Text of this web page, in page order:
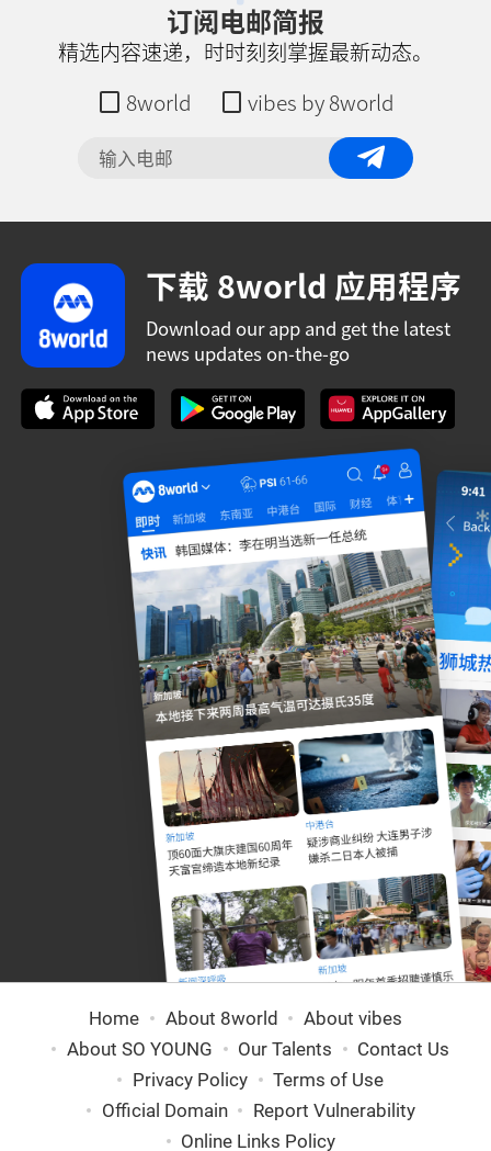
订阅电邮简报
精选内容速递，时时刻刻掌握最新动态。
8world
vibes by 8world
下载 8world 应用程序
Download our app and get the latest
news updates on-the-go
Home About 8world
About vibes
About SO YOUNG
Our Talents
Contact Us
Privacy Policy
Terms of Use
Official Domain
Report Vulnerability
Online Links Policy